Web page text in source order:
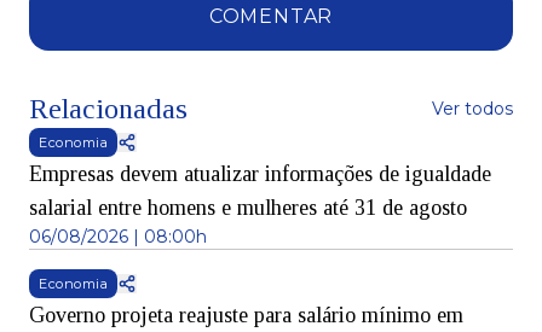
COMENTAR
Relacionadas Ver todos
Economia
Empresas devem atualizar informações de igualdade
salarial entre homens e mulheres até 31 de agosto
06/08/2026 | 08:00h
Economia
Governo projeta reajuste para salário mínimo em